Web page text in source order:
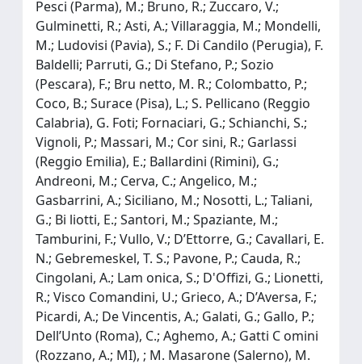
Pesci (Parma), M.; Bruno, R.; Zuccaro, V.;
Gulminetti, R.; Asti, A.; Villaraggia, M.; Mondelli,
M.; Ludovisi (Pavia), S.; F. Di Candilo (Perugia), F.
Baldelli; Parruti, G.; Di Stefano, P.; Sozio
(Pescara), F.; Bru netto, M. R.; Colombatto, P.;
Coco, B.; Surace (Pisa), L.; S. Pellicano (Reggio
Calabria), G. Foti; Fornaciari, G.; Schianchi, S.;
Vignoli, P.; Massari, M.; Cor sini, R.; Garlassi
(Reggio Emilia), E.; Ballardini (Rimini), G.;
Andreoni, M.; Cerva, C.; Angelico, M.;
Gasbarrini, A.; Siciliano, M.; Nosotti, L.; Taliani,
G.; Bi liotti, E.; Santori, M.; Spaziante, M.;
Tamburini, F.; Vullo, V.; D’Ettorre, G.; Cavallari, E.
N.; Gebremeskel, T. S.; Pavone, P.; Cauda, R.;
Cingolani, A.; Lam onica, S.; D'Offizi, G.; Lionetti,
R.; Visco Comandini, U.; Grieco, A.; D’Aversa, F.;
Picardi, A.; De Vincentis, A.; Galati, G.; Gallo, P.;
Dell’Unto (Roma), C.; Aghemo, A.; Gatti C omini
(Rozzano, A.; MI), ; M. Masarone (Salerno), M.